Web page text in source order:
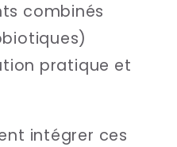
combinés
pratique et
intégrer ces